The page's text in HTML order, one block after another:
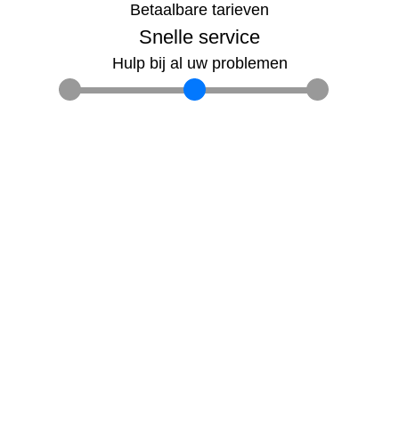
Betaalbare tarieven
Snelle service
Hulp bij al uw problemen